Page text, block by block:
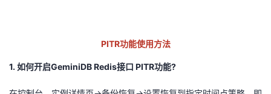
PITR功能使用方法
1. 如何开启GeminiDB Redis接口 PITR功能?